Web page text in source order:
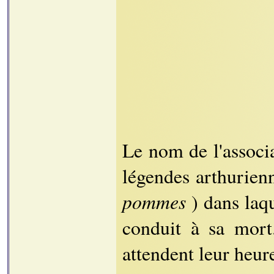
Le nom de
légendes
pommes ) dans
conduit à sa
attendent leur